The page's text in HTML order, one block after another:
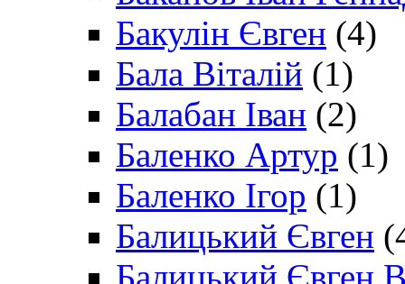
Бакулін Євген (4)
Бала Віталій (1)
Балабан Іван (2)
Баленко Артур (1)
Баленко Ігор (1)
Балицький Євген
Балицький Євген